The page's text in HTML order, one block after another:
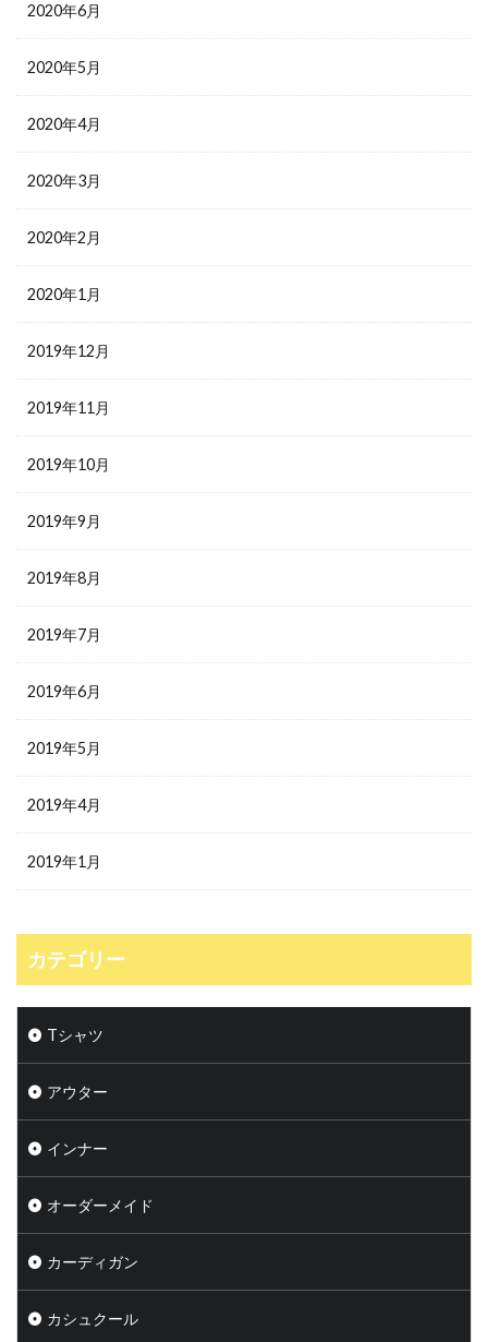
2020年6月
2020年5月
2020年4月
2020年3月
2020年2月
2020年1月
2019年12月
2019年11月
2019年10月
2019年9月
2019年8月
2019年7月
2019年6月
2019年5月
2019年4月
2019年1月
カテゴリー
Tシャツ
アウター
インナー
オーダーメイド
カーディガン
カシュクール